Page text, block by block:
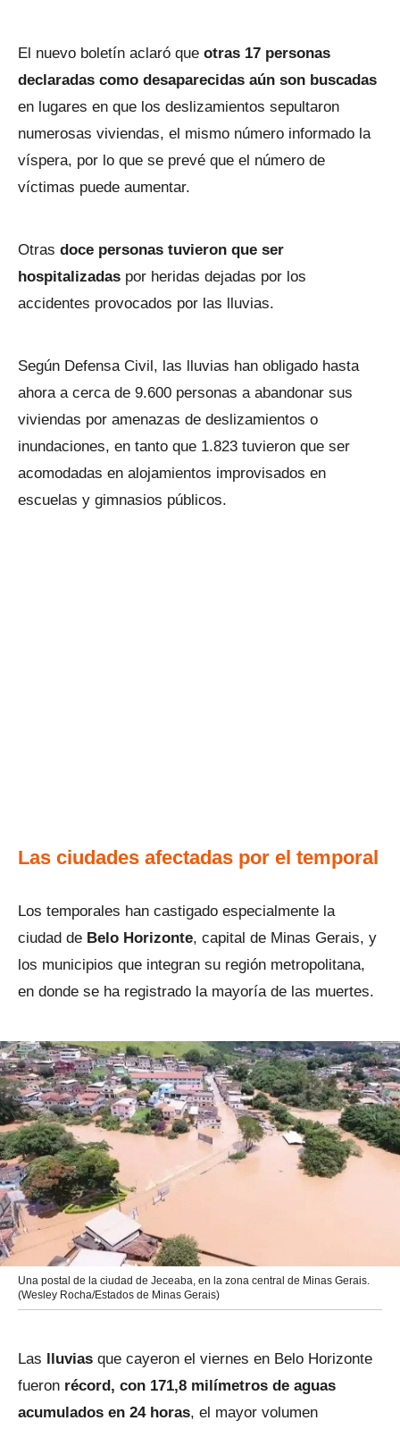
El nuevo boletín aclaró que otras 17 personas
declaradas como desaparecidas aún son buscadas
en lugares en que los deslizamientos sepultaron
numerosas viviendas, el mismo número informado la
víspera, por lo que se prevé que el número de
víctimas puede aumentar.
Otras doce personas tuvieron que ser
hospitalizadas por heridas dejadas por los
accidentes provocados por las lluvias.
Según Defensa Civil, las lluvias han obligado hasta
ahora a cerca de 9.600 personas a abandonar sus
viviendas por amenazas de deslizamientos o
inundaciones, en tanto que 1.823 tuvieron que ser
acomodadas en alojamientos improvisados en
escuelas y gimnasios públicos.
Las ciudades afectadas por el temporal
Los temporales han castigado especialmente la
ciudad de Belo Horizonte, capital de Minas Gerais, y
los municipios que integran su región metropolitana,
en donde se ha registrado la mayoría de las muertes.
Una postal de la ciudad de Jeceaba, en la zona central de Minas Gerais.
(Wesley Rocha/Estados de Minas Gerais)
Las lluvias que cayeron el viernes en Belo Horizonte
fueron récord, con 171,8 milímetros de aguas
acumulados en 24 horas, el mayor volumen